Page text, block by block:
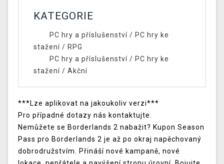
KATEGORIE
PC hry a příslušenství/ PC hry ke
stažení / RPG
PC hry a příslušenství/ PC hry ke
stažení / Akční
***Lze aplikovat na jakoukoliv verzi***
Pro případné dotazy nás kontaktujte.
Nemůžete se Borderlands 2 nabažit? Kupon Season
Pass pro Borderlands 2 je až po okraj napěchovaný
dobrodružstvím. Přináší nové kampaně, nové